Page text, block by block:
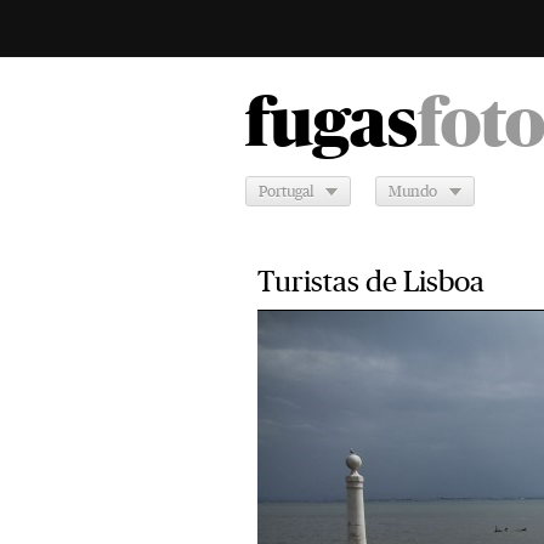
fugas
Portugal Mundo
Turistas de Lisboa